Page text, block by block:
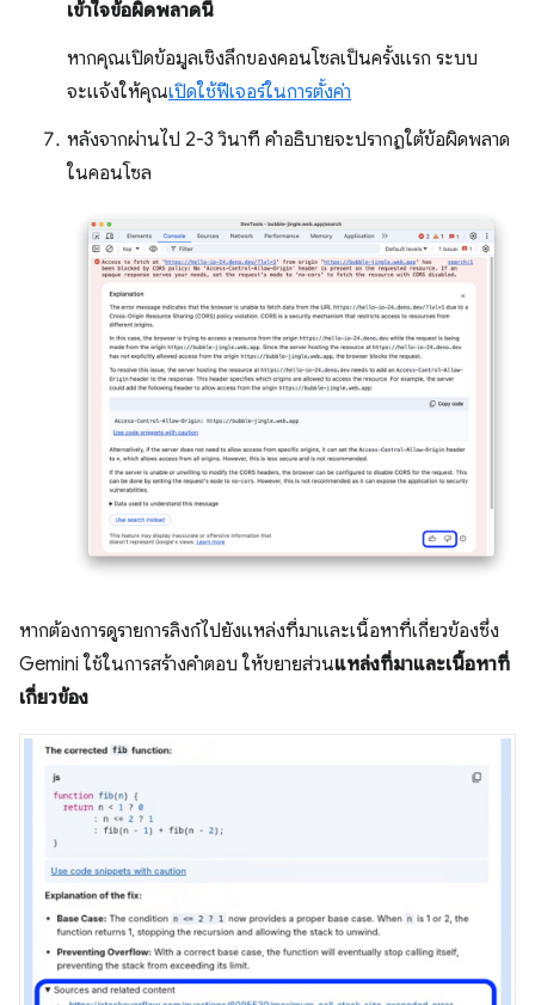
เข้าใจข้อผิดพลาดนี้
หากคุณเปิดข้อมูลเชิงลึกของคอนโซลเป็นครั้งแรก ระบบ
จะแจ้งให้คุณเปิดใช้ฟีเจอร์ในการตั้งค่า
หลังจากผ่านไป 2-3 วินาที คำอธิบายจะปรากฏใต้ข้อผิดพลาด
ในคอนโซล
หากต้องการดูรายการลิงก์ไปยังแหล่งที่มาและเนื้อหาที่เกี่ยวข้องซึ่ง
Gemini ใช้ในการสร้างคำตอบ ให้ขยายส่วนแหล่งที่มาและเนื้อหาที่
เกี่ยวข้อง